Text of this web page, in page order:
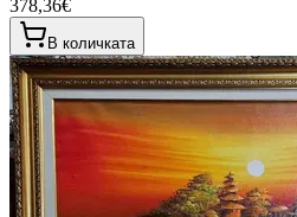
378,36€
В количката